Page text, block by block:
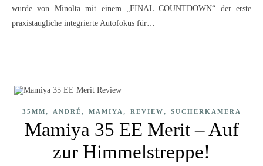
wurde von Minolta mit einem „FINAL COUNTDOWN“ der erste
praxistaugliche integrierte Autofokus für…
35MM , ANDRÉ , MAMIYA , REVIEW , SUCHERKAMERA
Mamiya 35 EE Merit – Auf
zur Himmelstreppe!